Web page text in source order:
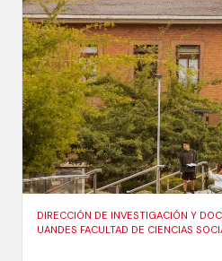
DIRECCIÓN DE INVESTIGACIÓN Y
UANDES FACULTAD DE CIENCIAS